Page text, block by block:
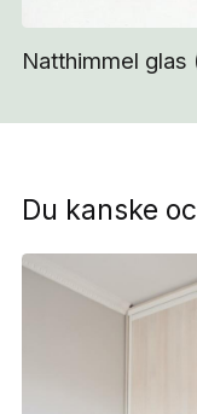
Natthimmel glas
Du kanske